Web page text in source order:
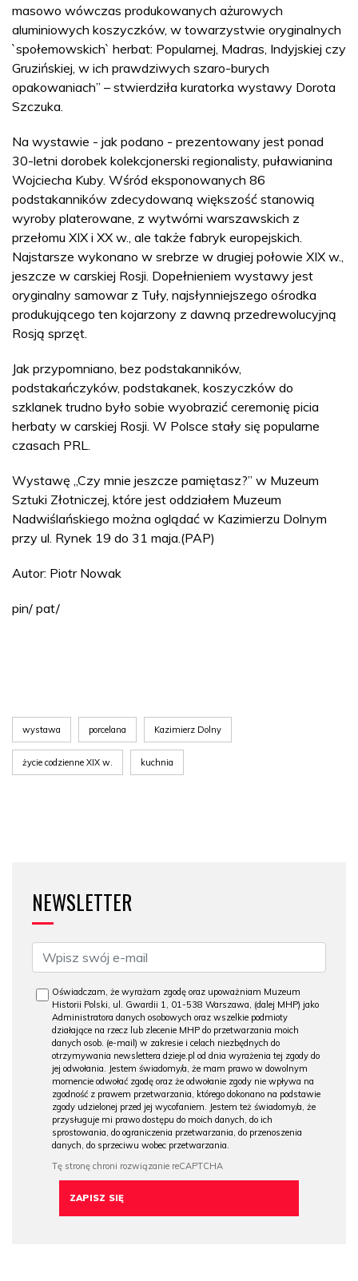
masowo wówczas produkowanych ażurowych
aluminiowych koszyczków, w towarzystwie oryginalnych
`społemowskich` herbat: Popularnej, Madras, Indyjskiej czy
Gruzińskiej, w ich prawdziwych szaro-burych
opakowaniach” – stwierdziła kuratorka wystawy Dorota
Szczuka.
Na wystawie - jak podano - prezentowany jest ponad
30-letni dorobek kolekcjonerski regionalisty, puławianina
Wojciecha Kuby. Wśród eksponowanych 86
podstakanników zdecydowaną większość stanowią
wyroby platerowane, z wytwórni warszawskich z
przełomu XIX i XX w., ale także fabryk europejskich.
Najstarsze wykonano w srebrze w drugiej połowie XIX w.,
jeszcze w carskiej Rosji. Dopełnieniem wystawy jest
oryginalny samowar z Tuły, najsłynniejszego ośrodka
produkującego ten kojarzony z dawną przedrewolucyjną
Rosją sprzęt.
Jak przypomniano, bez podstakanników,
podstakańczyków, podstakanek, koszyczków do
szklanek trudno było sobie wyobrazić ceremonię picia
herbaty w carskiej Rosji. W Polsce stały się popularne
czasach PRL.
Wystawę „Czy mnie jeszcze pamiętasz?” w Muzeum
Sztuki Złotniczej, które jest oddziałem Muzeum
Nadwiślańskiego można oglądać w Kazimierzu Dolnym
przy ul. Rynek 19 do 31 maja.(PAP)
Autor: Piotr Nowak
pin/ pat/
wystawa porcelana Kazimierz Dolny
życie codzienne XIX w. kuchnia
NEWSLETTER
Oświadczam, że wyrażam zgodę oraz upoważniam Muzeum
Historii Polski, ul. Gwardii 1, 01-538 Warszawa, (dalej MHP) jako
Administratora danych osobowych oraz wszelkie podmioty
działające na rzecz lub zlecenie MHP do przetwarzania moich
danych osob. (e-mail) w zakresie i celach niezbędnych do
otrzymywania newslettera dzieje.pl od dnia wyrażenia tej zgody do
jej odwołania. Jestem świadomy/a, że mam prawo w dowolnym
momencie odwołać zgodę oraz że odwołanie zgody nie wpływa na
zgodność z prawem przetwarzania, którego dokonano na podstawie
zgody udzielonej przed jej wycofaniem. Jestem też świadomy/a, że
przysługuje mi prawo dostępu do moich danych, do ich
sprostowania, do ograniczenia przetwarzania, do przenoszenia
danych, do sprzeciwu wobec przetwarzania.